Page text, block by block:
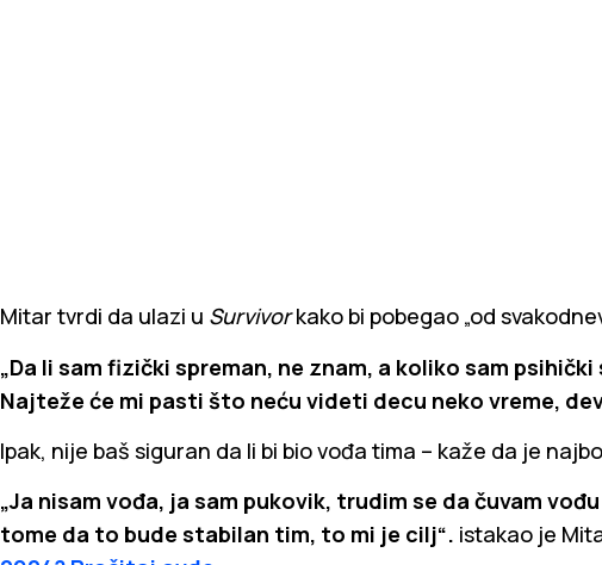
Mitar tvrdi da ulazi u Survivorkako bi pobegao „od
„Da li sam fizički spreman, ne znam, a koliko sam
Najteže će mi pasti što neću videti decu neko vreme,
Ipak, nije baš siguran da li bi bio vođa tima – kaže da je
„Ja nisam vođa, ja sam pukovik, trudim se da čuvam
tome da to bude stabilan tim, to mi je cilj“. istakao je